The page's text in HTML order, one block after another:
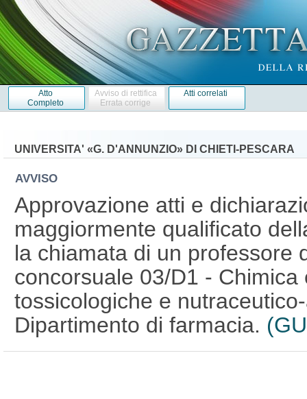
Atto
Completo
Avviso di rettifica
Errata corrige
Atti correlati
UNIVERSITA' «G. D'ANNUNZIO» DI CHIETI-PESCARA
AVVISO
Approvazione atti e
maggiormente qualificato
la chiamata di un professore
concorsuale 03/D1 -
tossicologiche e
Dipartimento di farmacia.